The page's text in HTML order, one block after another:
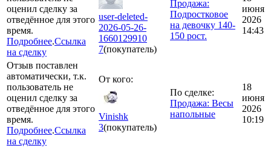
оценил сделку за
отведённое для этого
время.
Подробнее.Ссылка
на сделку
user-deleted-
2026-05-26-
1660129910
7(покупатель)
Продажа:
Подростковое
на девочку 140-
150 рост.
июня
2026
14:43
Отзыв поставлен
автоматически, т.к.
пользователь не
оценил сделку за
отведённое для этого
время.
Подробнее.Ссылка
на сделку
От кого:
Vinishk
3(покупатель)
По сделке:
Продажа: Весы
напольные
18
июня
2026
10:19